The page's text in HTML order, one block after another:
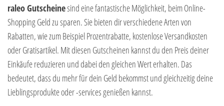
raleo Gutscheinesind eine fantastische Möglichkeit, beim Online-
Shopping Geld zu sparen. Sie bieten dir verschiedene Arten von
Rabatten, wie zum Beispiel Prozentrabatte, kostenlose Versandkosten
oder Gratisartikel. Mit diesen Gutscheinen kannst du den Preis deiner
Einkäufe reduzieren und dabei den gleichen Wert erhalten. Das
bedeutet, dass du mehr für dein Geld bekommst und gleichzeitig deine
Lieblingsprodukte oder -services genießen kannst.